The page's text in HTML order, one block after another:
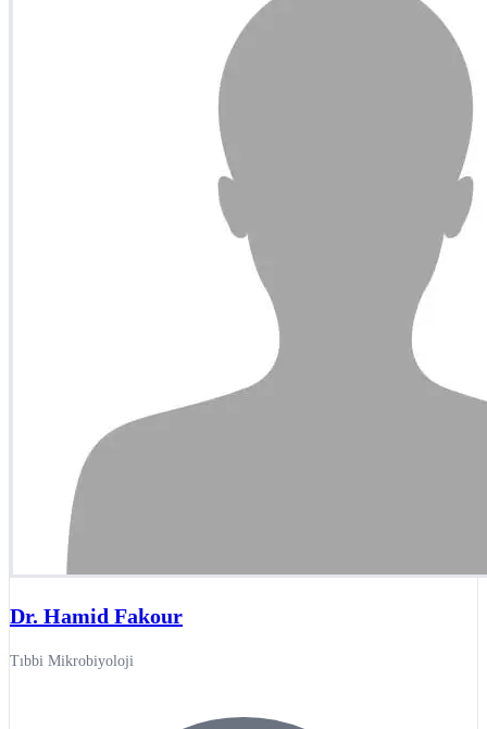
Dr. Hamid Fakour
Tıbbi Mikrobiyoloji